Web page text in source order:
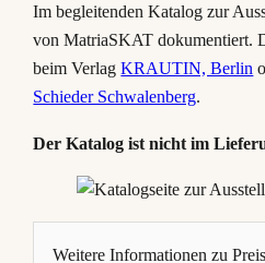
Im begleitenden Katalog zur
von MatriaSKAT dokumentiert.
beim VerlagKRAUTIN, Berlin
Schieder Schwalenberg.
Der Katalog ist nicht im
Weitere Informationen zu